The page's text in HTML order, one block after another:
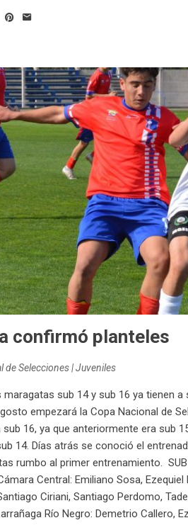
confirmó planteles
de Selecciones | Juveniles
sub 14 y sub 16 ya tienen
empezará la Copa Nacional de
16, ya que anteriormente era sub
14. Días atrás se conoció el
rumbo al primer entrenamiento.
Central: Emiliano Sosa,
Ciriani, Santiago Perdomo,
Río Negro: Demetrio Callero,